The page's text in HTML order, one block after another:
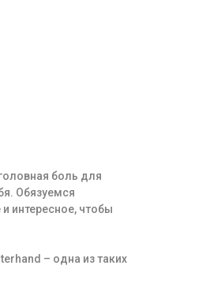
боль для
Обязуемся
интересное, чтобы
– одна из таких